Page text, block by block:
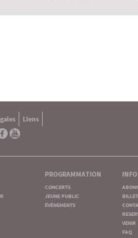
Liens
programmation
concerts
jeune public
événements
venir
faq